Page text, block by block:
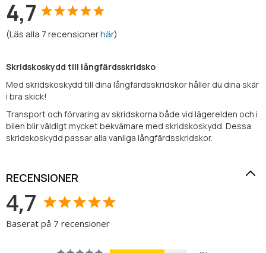
4,7
(Läs alla 7recensionerhär)
Skridskoskydd till långfärdsskridsko
Med skridskoskydd till dina långfärdsskridskor håller du dina skär
i bra skick!
Transport och förvaring av skridskorna både vid lägerelden och i
bilen blir väldigt mycket bekvämare med skridskoskydd. Dessa
skridskoskydd passar alla vanliga långfärdsskridskor.
RECENSIONER
4,7
Baserat på 7 recensioner